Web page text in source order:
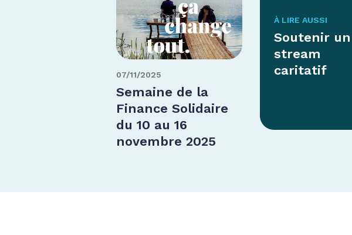
07/11/2025
Semaine de la
Finance Solidaire
du 10 au 16
novembre 2025
À LIRE AUSSI
Soutenir un
stream
caritatif